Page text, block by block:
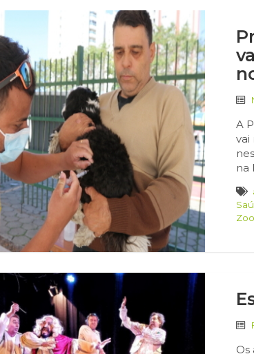
A
vai
na